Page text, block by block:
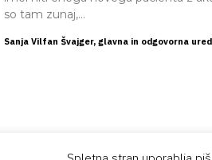
so tam zunaj,...
Sanja Vilfan Švajger, glavna in odgovorna